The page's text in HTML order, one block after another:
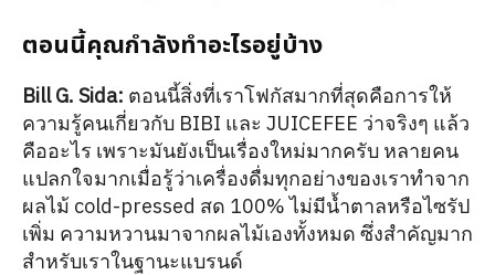
ตอนนี้คุณกำลังทำอะไรอยู่บ้าง
Bill G. Sida: ตอนนี้สิ่งที่เราโฟกัสมากที่สุดคือการให้
ความรู้คนเกี่ยวกับ BIBI และ JUICEFEE ว่าจริงๆ แล้ว
คืออะไร เพราะมันยังเป็นเรื่องใหม่มากครับ หลายคน
แปลกใจมากเมื่อรู้ว่าเครื่องดื่มทุกอย่างของเราทำจาก
ผลไม้ cold-pressed สด 100% ไม่มีน้ำตาลหรือไซรัป
เพิ่ม ความหวานมาจากผลไม้เองทั้งหมด ซึ่งสำคัญมาก
สำหรับเราในฐานะแบรนด์